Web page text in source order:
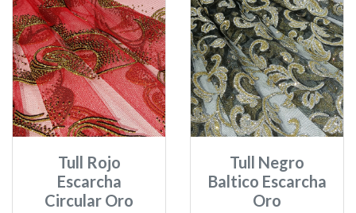
Tull Rojo
Escarcha
Circular Oro
Tull Negro
Baltico Escarcha
Oro